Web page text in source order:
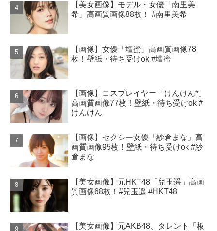
【美女画像】モデル・女優「南里美
希」高画質画像88枚！ #南里美希
【画像】女優「壇蜜」高画質画像78
枚！壁紙・待ち受けok #壇蜜
【画像】コスプレイヤー「けんけん*」
高画質画像77枚！壁紙・待ち受けok #
けんけん
【画像】セクシー女優「紗倉まな」高
画質画像95枚！壁紙・待ち受けok #紗
倉まな
【美女画像】元HKT48「兒玉遥」高画
質画像68枚！#兒玉遥 #HKT48
【美女画像】元AKB48、タレント「板